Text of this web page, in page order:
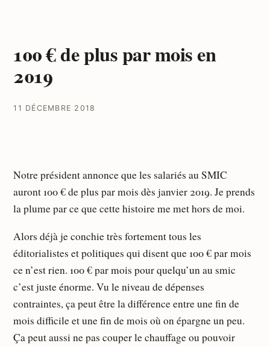
100 € de plus par mois en
2019
11 DÉCEMBRE 2018
Notre président annonce que les salariés au SMIC
auront 100 € de plus par mois dès janvier 2019. Je prends
la plume par ce que cette histoire me met hors de moi.
Alors déjà je conchie très fortement tous les
éditorialistes et politiques qui disent que 100 € par mois
ce n’est rien. 100 € par mois pour quelqu’un au smic
c’est juste énorme. Vu le niveau de dépenses
contraintes, ça peut être la différence entre une fin de
mois difficile et une fin de mois où on épargne un peu.
Ça peut aussi ne pas couper le chauffage ou pouvoir